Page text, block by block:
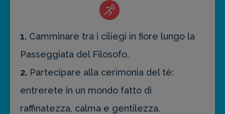
1. Camminare tra i ciliegi in fiore lungo la
Passeggiata del Filosofo.
2. Partecipare alla cerimonia del tè:
entrerete in un mondo fatto di
raffinatezza, calma e gentilezza.